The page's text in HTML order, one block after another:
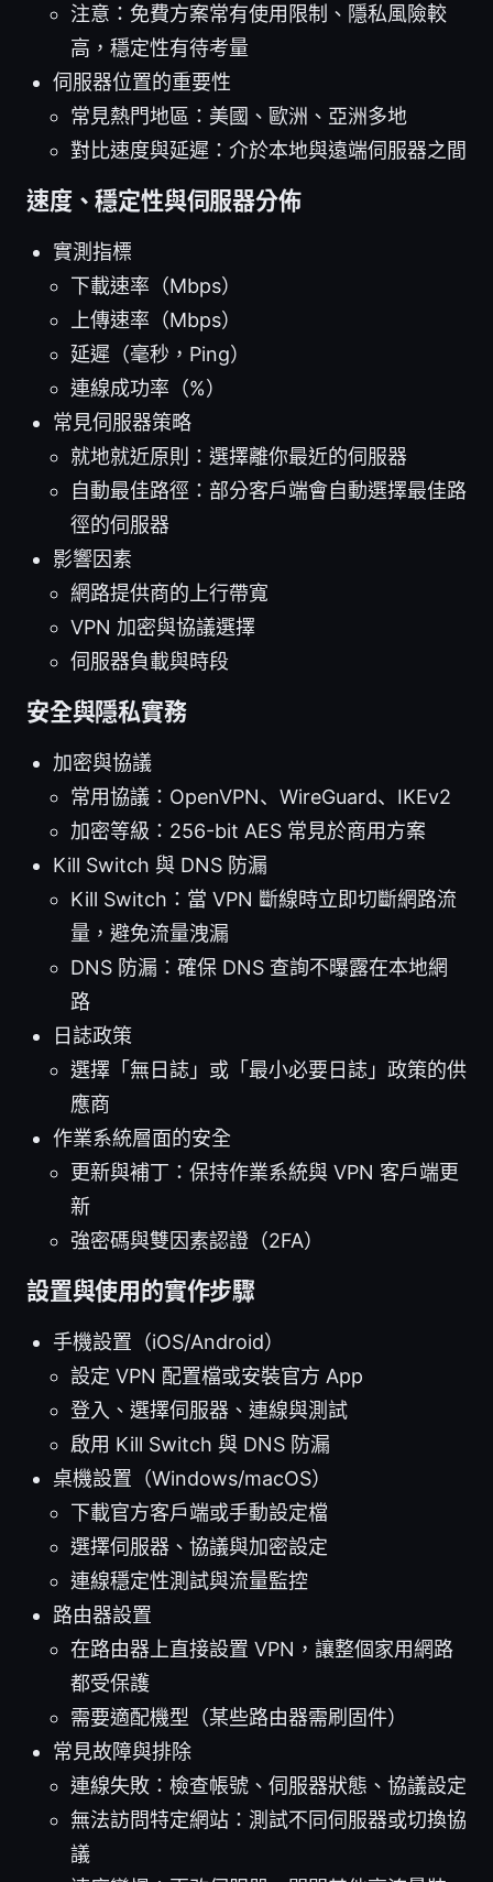
注意：免費方案常有使用限制、隱私風險較
高，穩定性有待考量
伺服器位置的重要性
常見熱門地區：美國、歐洲、亞洲多地
對比速度與延遲：介於本地與遠端伺服器之間
速度、穩定性與伺服器分佈
實測指標
下載速率（Mbps）
上傳速率（Mbps）
延遲（毫秒，Ping）
連線成功率（%）
常見伺服器策略
就地就近原則：選擇離你最近的伺服器
自動最佳路徑：部分客戶端會自動選擇最佳路
徑的伺服器
影響因素
網路提供商的上行帶寬
VPN 加密與協議選擇
伺服器負載與時段
安全與隱私實務
加密與協議
常用協議：OpenVPN、WireGuard、IKEv2
加密等級：256-bit AES 常見於商用方案
Kill Switch 與 DNS 防漏
Kill Switch：當 VPN 斷線時立即切斷網路流
量，避免流量洩漏
DNS 防漏：確保 DNS 查詢不曝露在本地網
路
日誌政策
選擇「無日誌」或「最小必要日誌」政策的供
應商
作業系統層面的安全
更新與補丁：保持作業系統與 VPN 客戶端更
新
強密碼與雙因素認證（2FA）
設置與使用的實作步驟
手機設置（iOS/Android）
設定 VPN 配置檔或安裝官方 App
登入、選擇伺服器、連線與測試
啟用 Kill Switch 與 DNS 防漏
桌機設置（Windows/macOS）
下載官方客戶端或手動設定檔
選擇伺服器、協議與加密設定
連線穩定性測試與流量監控
路由器設置
在路由器上直接設置 VPN，讓整個家用網路
都受保護
需要適配機型（某些路由器需刷固件）
常見故障與排除
連線失敗：檢查帳號、伺服器狀態、協議設定
無法訪問特定網站：測試不同伺服器或切換協
議